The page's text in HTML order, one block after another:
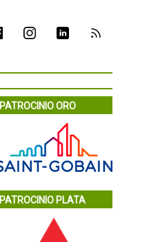
PATROCINIO ORO
PATROCINIO PLATA